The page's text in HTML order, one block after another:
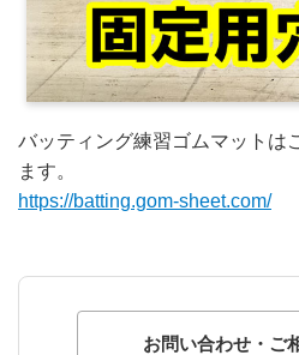
バッティング練習ゴムマットは
ます。
https://batting.gom-sheet.com/
お問い合わせ・ご